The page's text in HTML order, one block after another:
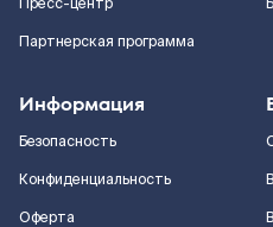
Партнерская программа
Информация
Безопасность
Конфиденциальность
Оферта